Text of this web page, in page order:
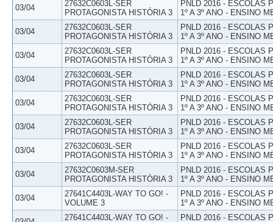
03/04
27632C0603L-SER
PROTAGONISTA HISTÓRIA 3
PNLD 2016 - ESCOLAS
1º A 3º ANO - ENSINO
03/04
27632C0603L-SER
PROTAGONISTA HISTÓRIA 3
PNLD 2016 - ESCOLAS
1º A 3º ANO - ENSINO
03/04
27632C0603L-SER
PROTAGONISTA HISTÓRIA 3
PNLD 2016 - ESCOLAS
1º A 3º ANO - ENSINO
03/04
27632C0603L-SER
PROTAGONISTA HISTÓRIA 3
PNLD 2016 - ESCOLAS
1º A 3º ANO - ENSINO
03/04
27632C0603L-SER
PROTAGONISTA HISTÓRIA 3
PNLD 2016 - ESCOLAS
1º A 3º ANO - ENSINO
03/04
27632C0603L-SER
PROTAGONISTA HISTÓRIA 3
PNLD 2016 - ESCOLAS
1º A 3º ANO - ENSINO
03/04
27632C0603L-SER
PROTAGONISTA HISTÓRIA 3
PNLD 2016 - ESCOLAS
1º A 3º ANO - ENSINO
03/04
27632C0603M-SER
PROTAGONISTA HISTÓRIA 3
PNLD 2016 - ESCOLAS
1º A 3º ANO - ENSINO
03/04
27641C4403L-WAY TO GO! -
VOLUME 3
PNLD 2016 - ESCOLAS
1º A 3º ANO - ENSINO
27641C4403L-WAY TO GO! -
PNLD 2016 - ESCOLAS